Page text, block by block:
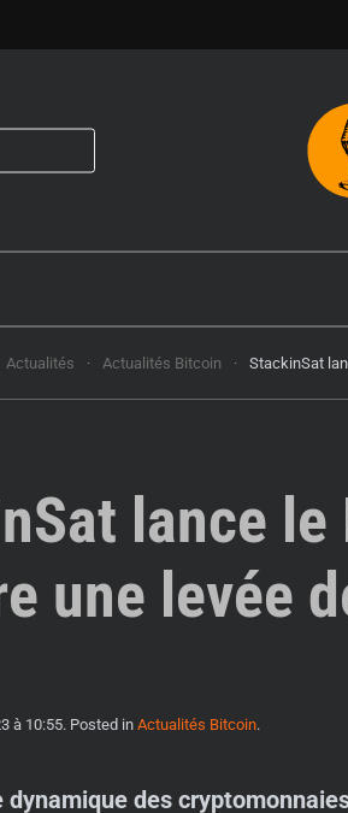
Actualités Actualités Bitcoin StackinSat
lance
une levée
à 10:55. Posted in Actualités Bitcoin.
dynamique des